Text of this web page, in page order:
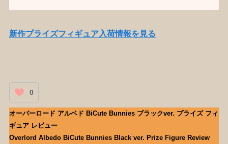
新作プライズフィギュア入荷情報を見る
0
オーバーロード アルベド BiCute Bunnies ブラックver. プライズ フィ
ギュア レビュー
Overlord Albedo BiCute Bunnies Black ver. Prize Figure Review